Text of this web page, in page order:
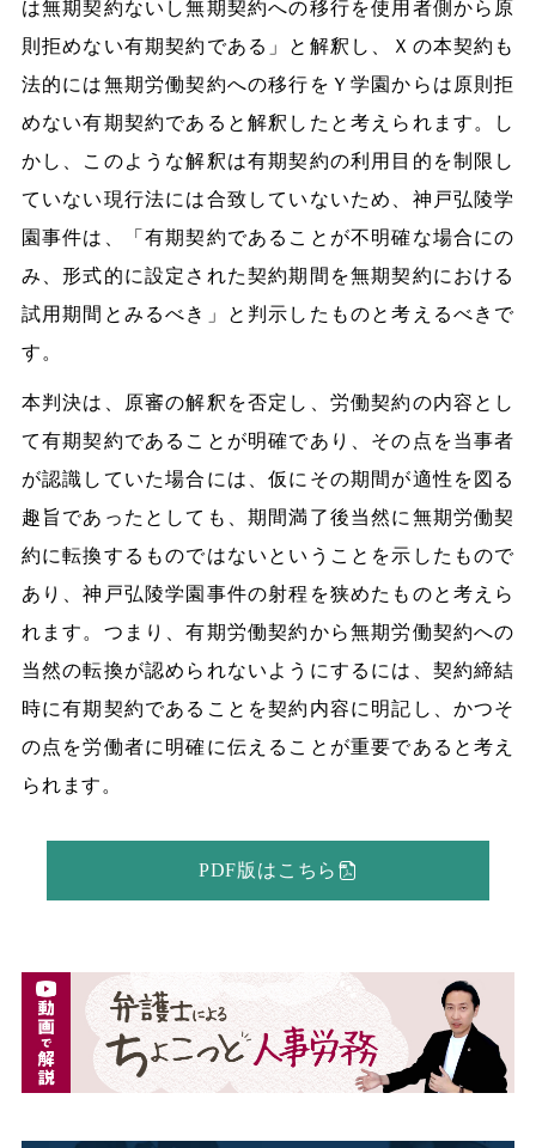
は無期契約ないし無期契約への移行を使用者側から原
則拒めない有期契約である」と解釈し、Ｘの本契約も
法的には無期労働契約への移行をＹ学園からは原則拒
めない有期契約であると解釈したと考えられます。し
かし、このような解釈は有期契約の利用目的を制限し
ていない現行法には合致していないため、神戸弘陵学
園事件は、「有期契約であることが不明確な場合にの
み、形式的に設定された契約期間を無期契約における
試用期間とみるべき」と判示したものと考えるべきで
す。
本判決は、原審の解釈を否定し、労働契約の内容とし
て有期契約であることが明確であり、その点を当事者
が認識していた場合には、仮にその期間が適性を図る
趣旨であったとしても、期間満了後当然に無期労働契
約に転換するものではないということを示したもので
あり、神戸弘陵学園事件の射程を狭めたものと考えら
れます。つまり、有期労働契約から無期労働契約への
当然の転換が認められないようにするには、契約締結
時に有期契約であることを契約内容に明記し、かつそ
の点を労働者に明確に伝えることが重要であると考え
られます。
PDF版はこちら